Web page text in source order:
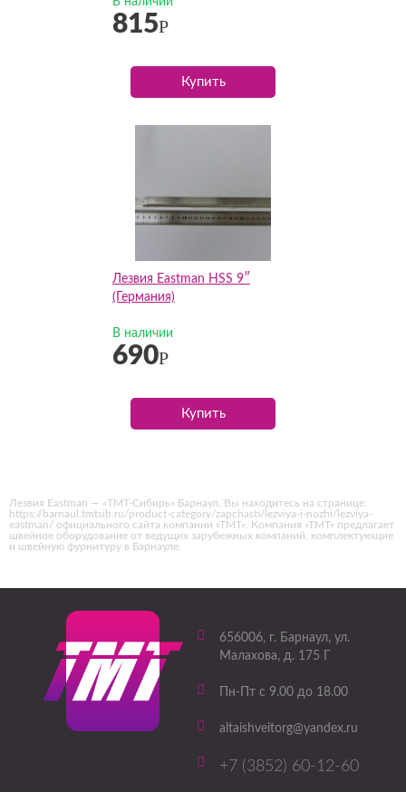
815Р
Купить
Лезвия Eastman HSS 9″
(Германия)
В наличии
690Р
Купить
Лезвия Eastman — «ТМТ-Сибирь» Барнаул. Вы находитесь на странице:
https://barnaul.tmtsib.ru/product-category/zapchasti/lezviya-i-nozhi/lezviya-
eastman/ официального сайта компании «ТМТ». Компания «ТМТ» предлагает
швейное оборудование от ведущих зарубежных компаний, комплектующие
и швейную фурнитуру в Барнауле.
656006, г. Барнаул, ул.
Малахова, д. 175 Г
Пн-Пт с 9.00 до 18.00
altaishveitorg@yandex.ru
+7 (3852) 60-12-60